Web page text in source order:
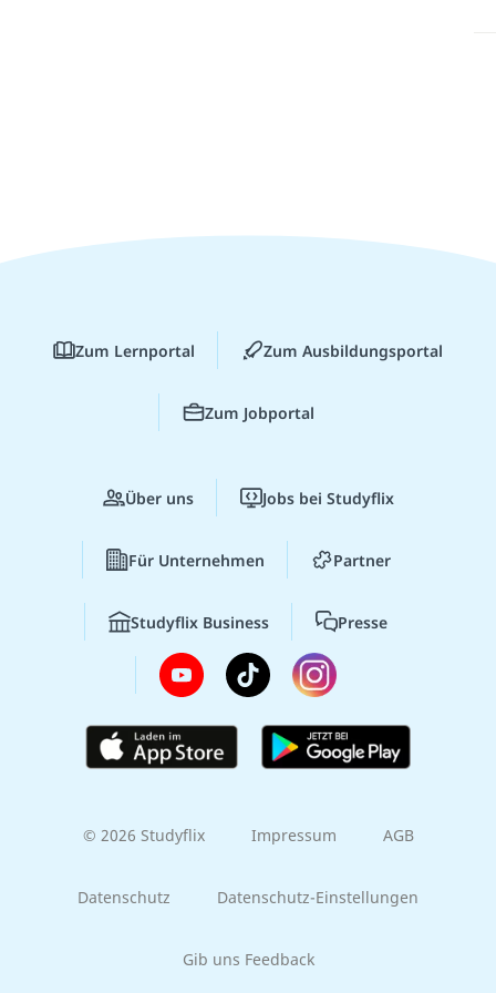
Zum Lernportal Zum Ausbildungsportal
Zum Jobportal
Über uns Jobs bei Studyflix
Für Unternehmen Partner
Studyflix Business Presse
© 2026 Studyflix Impressum AGB
Datenschutz Datenschutz-Einstellungen
Gib uns Feedback